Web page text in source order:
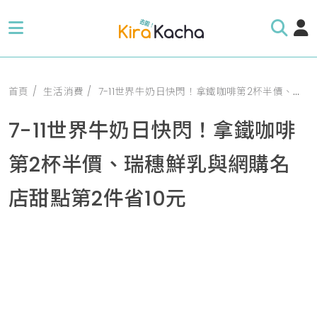
首頁 生活消費 7-11世界牛奶日快閃！拿鐵咖啡第2杯半價、瑞穗鮮乳與網購名店甜點第2件省10元
7-11世界牛奶日快閃！拿鐵咖啡
第2杯半價、瑞穗鮮乳與網購名
店甜點第2件省10元